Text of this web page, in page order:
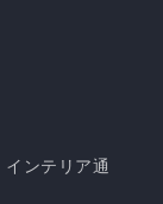
ンテリア通